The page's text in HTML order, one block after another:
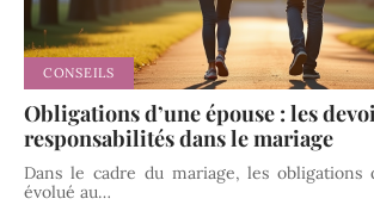
CONSEILS
Obligations d’une épouse : les
responsabilités dans le mariage
Dans le cadre du mariage, les obligations
évolué au…